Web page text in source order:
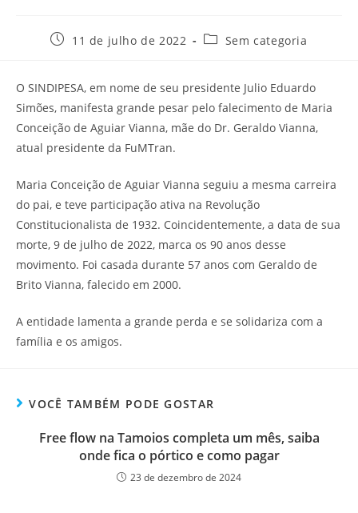
11 de julho de 2022 Sem categoria
O SINDIPESA, em nome de seu presidente Julio Eduardo
Simões, manifesta grande pesar pelo falecimento de Maria
Conceição de Aguiar Vianna, mãe do Dr. Geraldo Vianna,
atual presidente da FuMTran.
Maria Conceição de Aguiar Vianna seguiu a mesma carreira
do pai, e teve participação ativa na Revolução
Constitucionalista de 1932. Coincidentemente, a data de sua
morte, 9 de julho de 2022, marca os 90 anos desse
movimento. Foi casada durante 57 anos com Geraldo de
Brito Vianna, falecido em 2000.
A entidade lamenta a grande perda e se solidariza com a
família e os amigos.
VOCÊ TAMBÉM PODE GOSTAR
Free flow na Tamoios completa um mês, saiba
onde fica o pórtico e como pagar
23 de dezembro de 2024